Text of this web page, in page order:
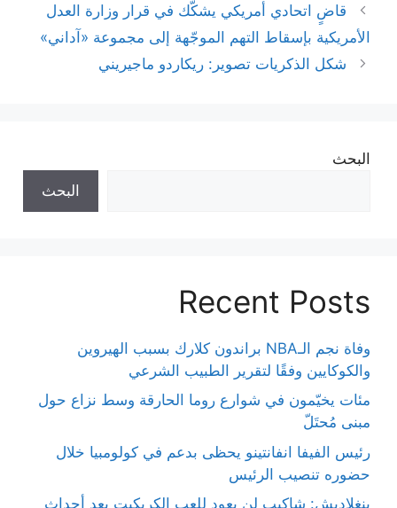
قاضٍ اتحادي أمريكي يشكّك في قرار وزارة العدل
الأمريكية بإسقاط التهم الموجّهة إلى مجموعة «آداني»
شكل الذكريات تصوير: ريكاردو ماجيريني
البحث
البحث
Recent Posts
وفاة نجم الـNBA براندون كلارك بسبب الهيروين
والكوكايين وفقًا لتقرير الطبيب الشرعي
مئات يخيّمون في شوارع روما الحارقة وسط نزاع حول
مبنى مُحتَلّ
رئيس الفيفا انفانتينو يحظى بدعم في كولومبيا خلال
حضوره تنصيب الرئيس
بنغلاديش: شاكيب لن يعود للعب الكريكيت بعد أحداث